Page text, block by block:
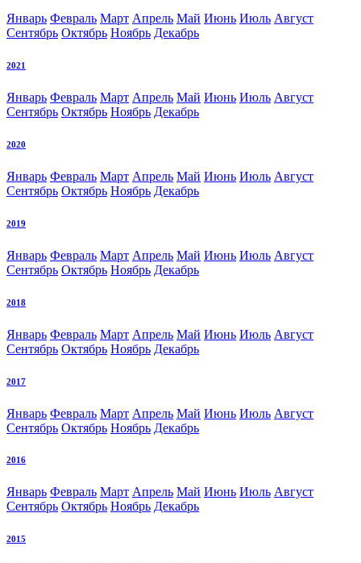
Январь Февраль Март Апрель Май Июнь Июль Август
Сентябрь Октябрь Ноябрь Декабрь
2021
Январь Февраль Март Апрель Май Июнь Июль Август
Сентябрь Октябрь Ноябрь Декабрь
2020
Январь Февраль Март Апрель Май Июнь Июль Август
Сентябрь Октябрь Ноябрь Декабрь
2019
Январь Февраль Март Апрель Май Июнь Июль Август
Сентябрь Октябрь Ноябрь Декабрь
2018
Январь Февраль Март Апрель Май Июнь Июль Август
Сентябрь Октябрь Ноябрь Декабрь
2017
Январь Февраль Март Апрель Май Июнь Июль Август
Сентябрь Октябрь Ноябрь Декабрь
2016
Январь Февраль Март Апрель Май Июнь Июль Август
Сентябрь Октябрь Ноябрь Декабрь
2015